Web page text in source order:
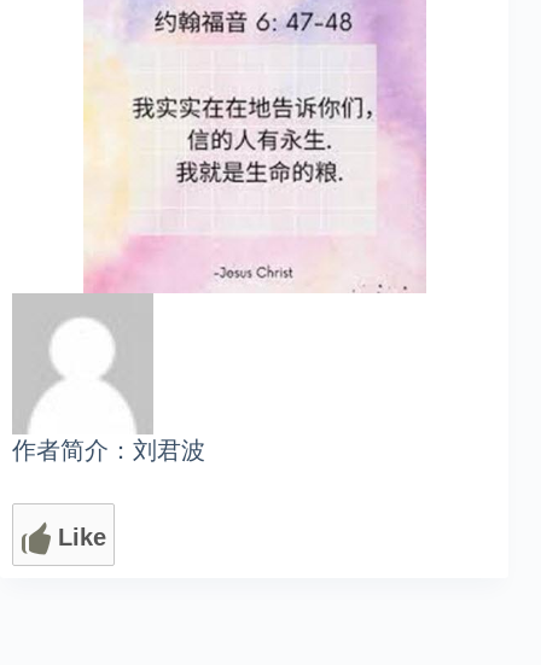
作者简介：刘君波
Like